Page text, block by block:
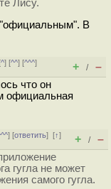
Лису.
В
^] [^^] [^^^]
+ / –
что он
официальная
] [ответить][↑]
+ / –
гугла не может
самого гугла.